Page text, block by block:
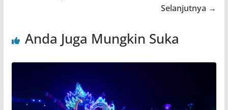
Selanjutnya →
Anda Juga Mungkin Suka